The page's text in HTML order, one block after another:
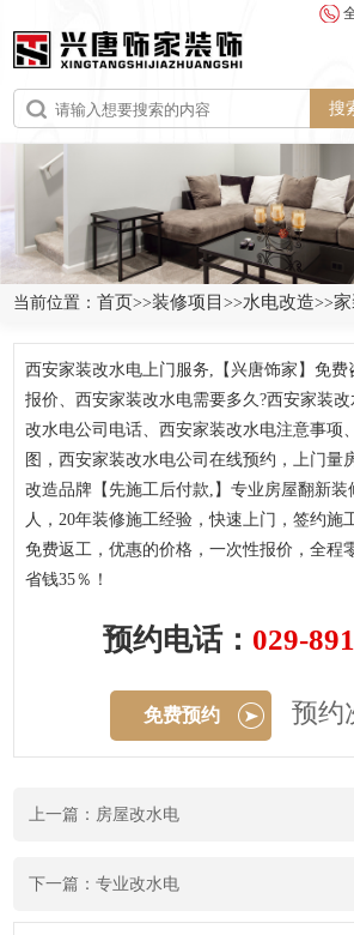
搜
当前位置：首页>>装修项目>>水电改造>>
西安家装改水电上门服务,【兴唐饰家】免费
报价、西安家装改水电需要多久?西安家装
改水电公司电话、西安家装改水电注意事项
图，西安家装改水电公司在线预约，上门量
改造品牌【先施工后付款,】专业房屋翻新装
人，20年装修施工经验，快速上门，签约施
免费返工，优惠的价格，一次性报价，全程
省钱35％！
预约电话： 029-
免费预约 预约
上一篇：房屋改水电
下一篇：专业改水电